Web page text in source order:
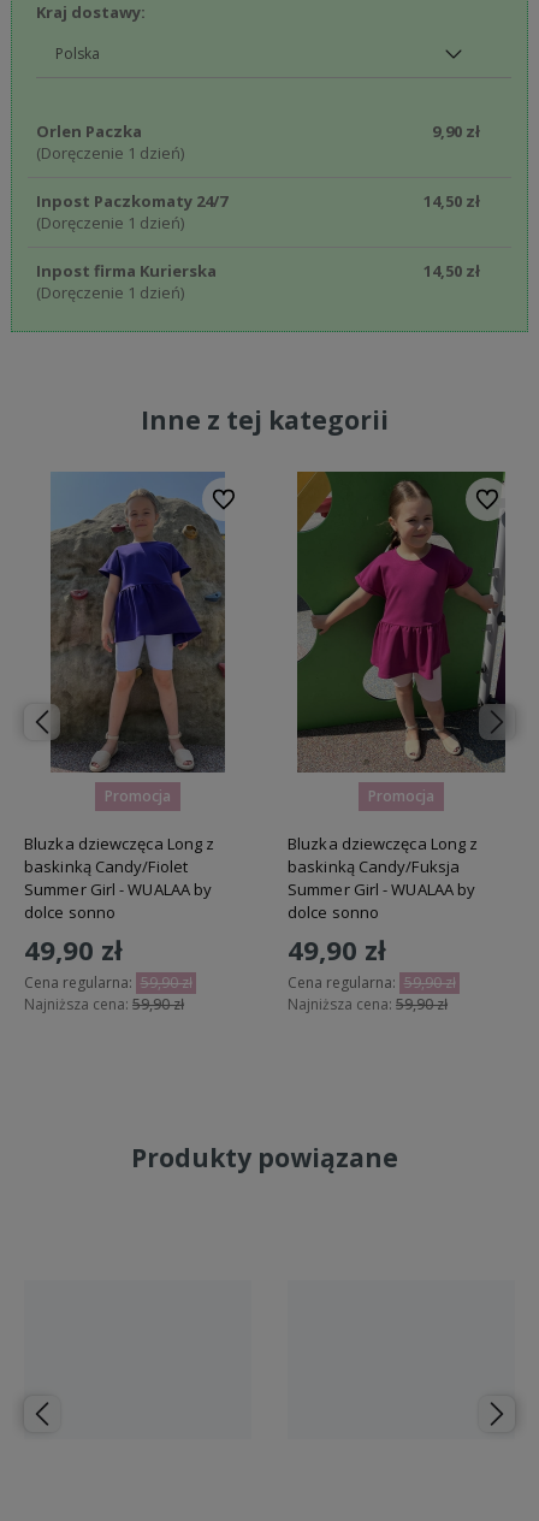
Kraj dostawy:
Orlen Paczka
(Doręczenie 1 dzień)
9,90 zł
Inpost Paczkomaty 24/7
(Doręczenie 1 dzień)
14,50 zł
Inpost firma Kurierska
(Doręczenie 1 dzień)
14,50 zł
Inne z tej kategorii
Promocja
Bluzka dziewczęca Long z
baskinką Candy/Fiolet
Summer Girl - WUALAA by
dolce sonno
49,90 zł
Cena regularna: 59,90 zł
Najniższa cena: 59,90 zł
Do ulubionych
Promocja
Bluzka dziewczęca Long z
baskinką Candy/Fuksja
Summer Girl - WUALAA by
dolce sonno
49,90 zł
Cena regularna: 59,90 zł
Najniższa cena: 59,90 zł
Do
Produkty powiązane